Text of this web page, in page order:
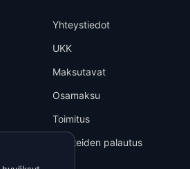
Yhteystiedot
UKK
Maksutavat
Osamaksu
Toimitus
Tuotteiden palautus